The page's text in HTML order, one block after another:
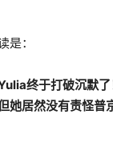
是：
终于打破沉默了
她居然没有责怪普